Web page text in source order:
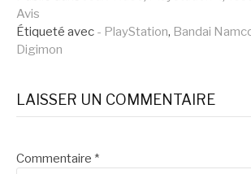
suite
Avis
Étiqueté avec - PlayStation, Bandai
Digimon
LAISSER UN COMMENTAIRE
Commentaire *